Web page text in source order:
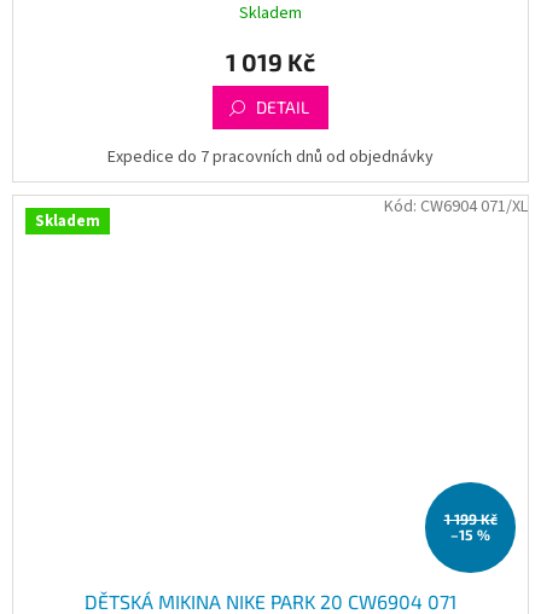
Skladem
1 019 Kč
DETAIL
Expedice do 7 pracovních dnů od objednávky
Skladem
1 199 Kč
–15 %
DĚTSKÁ MIKINA NIKE PARK 20 CW6904 071
Kód: CW6904 071/XL